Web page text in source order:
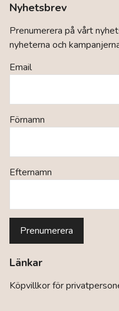
Nyhetsbrev
Prenumerera på vårt
nyheterna och
Email
Förnamn
Efternamn
Länkar
Köpvillkor för